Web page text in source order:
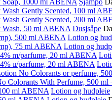
Gently Scented, 100 ml
Gently Scented, 200 ml
50 ml ABENA Dusjsåpe
500 ml ABENA Lotion og
75 ml ABENA Lotion og
m/parfume, 20 ml ABENA
u/parfume, 20 ml ABENA
No Colorants or perfume,
Colorants With Perfume, 500 ml
ml ABENA Lotion og hudpleie